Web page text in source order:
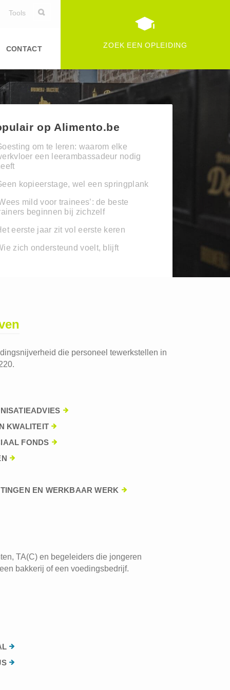
Tools
CONTACT ZOEK EEN OPLEIDING
op Alimento.be
om te leren: waarom elke
een leerambassadeur nodig
kopieerstage, wel een springplank
mild voor trainees’: de beste
beginnen bij zichzelf
eerste jaar zit vol eerste keren
zich ondersteund voelt, blijft
die personeel tewerkstellen in
KWALITEIT
FONDS
EN WERKBAAR WERK
TA(C) en begeleiders die jongeren
bakkerij of een voedingsbedrijf.